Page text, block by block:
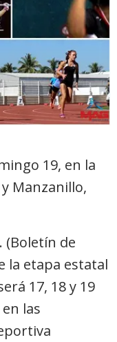
19, en la
Manzanillo,
(Boletín de
la etapa estatal
17, 18 y 19
las